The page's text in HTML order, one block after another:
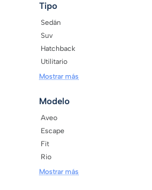
Tipo
Sedán
Suv
Hatchback
Utilitario
Mostrar más
Modelo
Aveo
Escape
Fit
Rio
Mostrar más